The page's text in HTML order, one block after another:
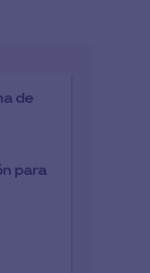
de
para